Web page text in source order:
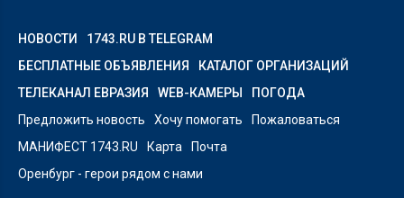
НОВОСТИ
1743.RU В TELEGRAM
БЕСПЛАТНЫЕ ОБЪЯВЛЕНИЯ
КАТАЛОГ ОРГАНИЗАЦИЙ
ТЕЛЕКАНАЛ ЕВРАЗИЯ
WEB-КАМЕРЫ
ПОГОДА
Предложить новость
Хочу помогать
Пожаловаться
МАНИФЕСТ 1743.RU
Карта
Почта
Оренбург - герои рядом с нами